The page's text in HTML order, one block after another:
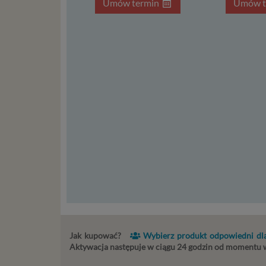
Umów termin Umów
Jak kupować? Wybierz produkt odpowiedni
Aktywacja następuje w ciągu 24 godzin od momentu
usług
2018 r.
nie
takimi
mogą
kilka